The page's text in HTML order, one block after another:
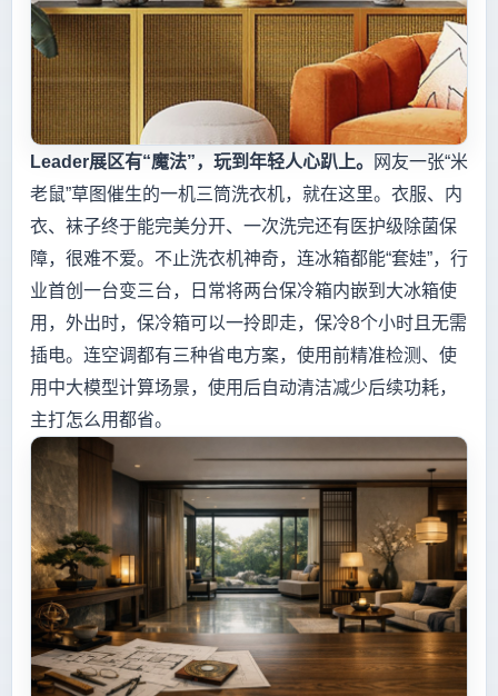
Leader展区有“魔法”，玩到年轻人心趴上。
网友一张“米
老鼠”草图催生的一机三筒洗衣机，就在这里。衣服、内
衣、袜子终于能完美分开、一次洗完还有医护级除菌保
障，很难不爱。不止洗衣机神奇，连冰箱都能“套娃”，行
业首创一台变三台，日常将两台保冷箱内嵌到大冰箱使
用，外出时，保冷箱可以一拎即走，保冷8个小时且无需
插电。连空调都有三种省电方案，使用前精准检测、使
用中大模型计算场景，使用后自动清洁减少后续功耗，
主打怎么用都省。